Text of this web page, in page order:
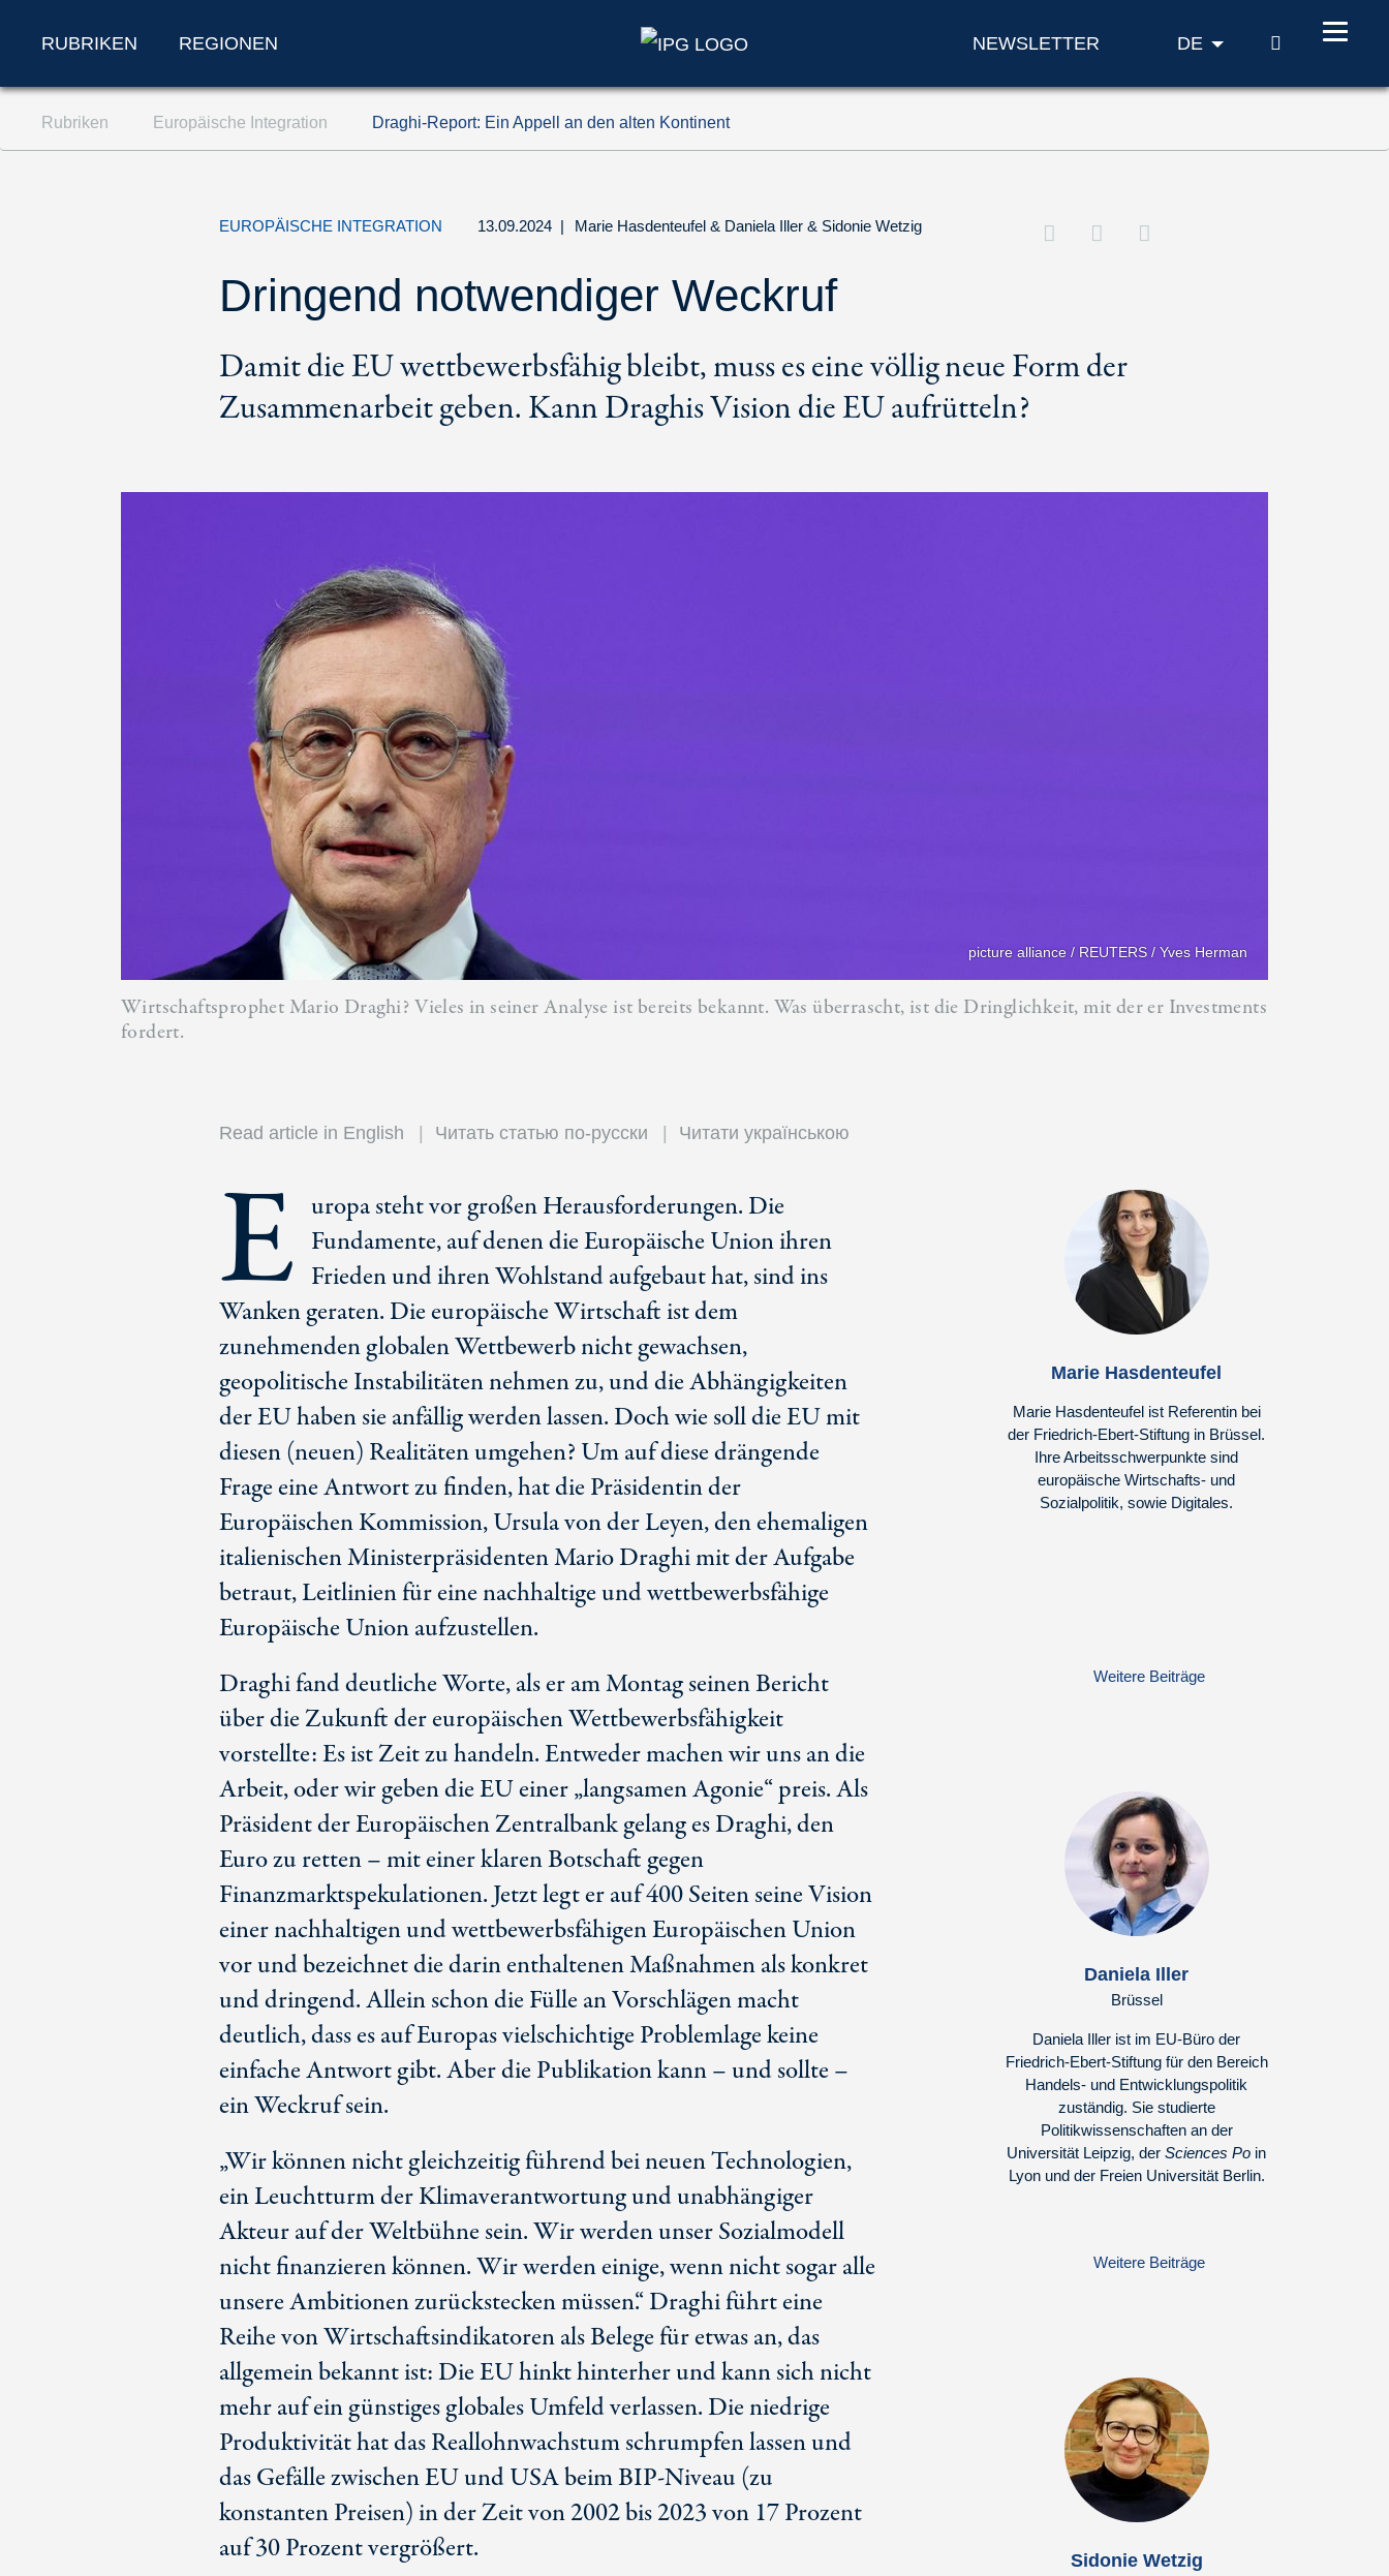
Zum Inhalt springen (Accesskey '1')
Zur Suche springen (Accesskey '2')
RUBRIKEN REGIONEN NEWSLETTER DE SUCHE
Rubriken Europäische Integration Draghi-Report: Ein Appell an den alten Kontinent
EUROPÄISCHE INTEGRATION 13.09.2024 | Marie Hasdenteufel & Daniela Iller & Sidonie Wetzig
Dringend notwendiger Weckruf
Damit die EU wettbewerbsfähig bleibt, muss es eine völlig neue Form der
Zusammenarbeit geben. Kann Draghis Vision die EU aufrütteln?
picture alliance / REUTERS / Yves Herman
Wirtschaftsprophet Mario Draghi? Vieles in seiner Analyse ist bereits bekannt. Was überrascht, ist die Dringlichkeit, mit der er Investments
fordert.
Read article in English Читать статью по-русски Читати українською
E uropa steht vor großen Herausforderungen. Die
Fundamente, auf denen die Europäische Union ihren
Frieden und ihren Wohlstand aufgebaut hat, sind ins
Wanken geraten. Die europäische Wirtschaft ist dem
zunehmenden globalen Wettbewerb nicht gewachsen,
geopolitische Instabilitäten nehmen zu, und die Abhängigkeiten
der EU haben sie anfällig werden lassen. Doch wie soll die EU mit
diesen (neuen) Realitäten umgehen? Um auf diese drängende
Frage eine Antwort zu finden, hat die Präsidentin der
Europäischen Kommission, Ursulavon der Leyen, den ehemaligen
italienischen MinisterpräsidentenMario Draghimit der Aufgabe
betraut, Leitlinien für eine nachhaltige und wettbewerbsfähige
Europäische Union aufzustellen.
Draghi fand deutliche Worte, als er am Montag seinen Bericht
über die Zukunft der europäischen Wettbewerbsfähigkeit
vorstellte: Es ist Zeit zu handeln. Entweder machen wir uns an die
Arbeit, oder wir geben die EU einer „langsamen Agonie“ preis. Als
Präsident der Europäischen Zentralbank gelang es Draghi, den
Euro zu retten – mit einer klaren Botschaft gegen
Finanzmarktspekulationen. Jetzt legt er auf400 Seitenseine Vision
einer nachhaltigen und wettbewerbsfähigen Europäischen Union
vor und bezeichnet die darin enthaltenen Maßnahmen als konkret
und dringend. Allein schon die Fülle an Vorschlägen macht
deutlich, dass es auf Europas vielschichtige Problemlage keine
einfache Antwort gibt. Aber die Publikation kann – und sollte –
ein Weckruf sein.
„Wir können nicht gleichzeitig führend bei neuen Technologien,
ein Leuchtturm der Klimaverantwortung und unabhängiger
Akteur auf der Weltbühne sein. Wir werden unser Sozialmodell
nicht finanzieren können. Wir werden einige, wenn nicht sogar alle
unsere Ambitionen zurückstecken müssen.“ Draghi führt eine
Reihe von Wirtschaftsindikatoren als Belege für etwas an, das
allgemein bekannt ist: Die EU hinkt hinterher und kann sich nicht
mehr auf ein günstiges globales Umfeld verlassen. Die niedrige
Produktivität hat das Reallohnwachstum schrumpfen lassen und
das Gefälle zwischen EU und USA beimBIP-Niveau (zu
konstanten Preisen) in der Zeit von 2002 bis 2023 von 17 Prozent
auf30 Prozentvergrößert.
Marie Hasdenteufel
Marie Hasdenteufel ist Referentin bei
der Friedrich-Ebert-Stiftung in Brüssel.
Ihre Arbeitsschwerpunkte sind
europäische Wirtschafts- und
Sozialpolitik, sowie Digitales.
Weitere Beiträge
Daniela Iller
Brüssel
Daniela Iller ist im EU-Büro der
Friedrich-Ebert-Stiftung für den Bereich
Handels- und Entwicklungspolitik
zuständig. Sie studierte
Politikwissenschaften an der
Universität Leipzig, der Sciences Po in
Lyon und der Freien Universität Berlin.
Weitere Beiträge
Sidonie Wetzig